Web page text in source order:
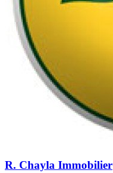
R. Chayla Immobilier